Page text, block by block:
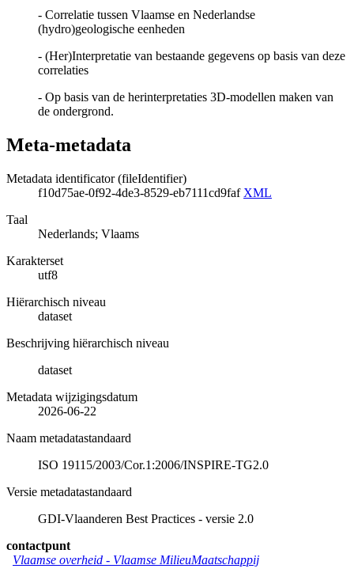
- Correlatie tussen Vlaamse en Nederlandse
(hydro)geologische eenheden
- (Her)Interpretatie van bestaande gegevens op basis van deze
correlaties
- Op basis van de herinterpretaties 3D-modellen maken van
de ondergrond.
Meta-metadata
Metadata identificator (fileIdentifier)
f10d75ae-0f92-4de3-8529-eb7111cd9faf XML
Taal
Nederlands; Vlaams
Karakterset
utf8
Hiërarchisch niveau
dataset
Beschrijving hiërarchisch niveau
dataset
Metadata wijzigingsdatum
2026-06-22
Naam metadatastandaard
ISO 19115/2003/Cor.1:2006/INSPIRE-TG2.0
Versie metadatastandaard
GDI-Vlaanderen Best Practices - versie 2.0
contactpunt
Vlaamse overheid - Vlaamse MilieuMaatschappij